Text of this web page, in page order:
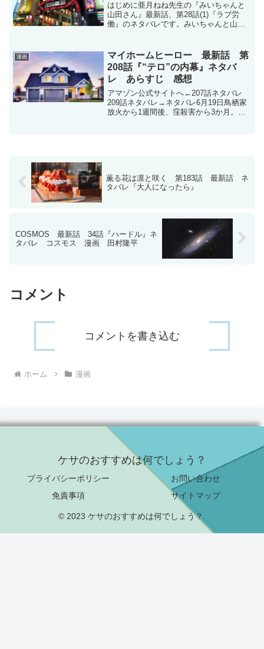
はじめに亜月ねね先生の『みいちゃんと
山田さん』最新話、第28話(1)『ラブ労
働』のネタバレです。みいちゃんと山田
更新は2月8日予定です。コミックスは現
在5巻(22話...
漫画
マイホームヒーロー 最新話 第
208話『“テロ”の内幕』ネタバ
レ あらすじ 感想
アマゾン公式サイトへ←207話ネタバレ
209話ネタバレ→ネタバレ6月19日鳥栖家
放火から1週間後、窪殺害から3か月。哲
薫る花は凛と咲く 第183話 最新話 ネ
タバレ『大人になったら』
COSMOS 最新話 34話『ハードル』ネ
タバレ コスモス 漫画 田村隆平
コメント
コメントを書き込む
ホーム 漫画
ケサのおすすめは何でしょう？
プライバシーポリシー
お問い合わせ
免責事項
サイトマップ
© 2023 ケサのおすすめは何でしょう？.